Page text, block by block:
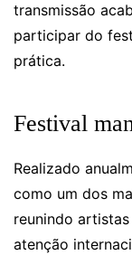
transmissão
participar do
prática.
Festival
Realizado
como um dos
reunindo
atenção